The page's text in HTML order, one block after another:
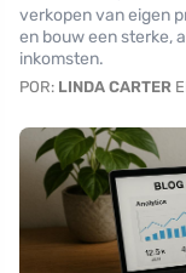
verkopen van eigen
en bouw een sterke,
inkomsten.
POR: LINDA CARTER